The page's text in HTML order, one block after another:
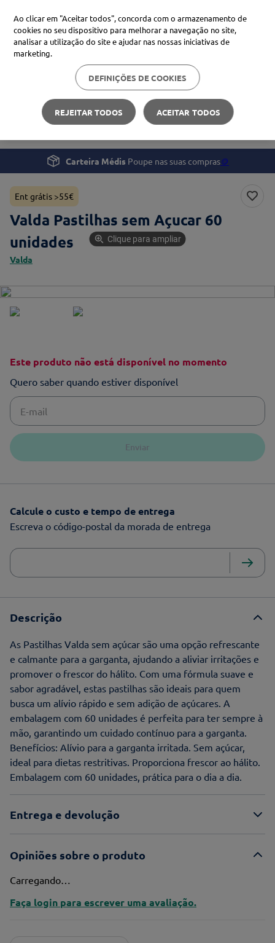
Procure no Marketplace Médis
Pesquisas mais comuns
xiaomi
4º cerave
Saúde
Tosse, Gripe e Constipação
Valda Pastilhas sem Açucar 60 unidades
Carteira Médis Poupe nas suas compras🪙
Ent grátis >55€
Valda Pastilhas sem Açucar 60
unidades
Valda
Clique para ampliar
Este produto não está disponível no momento
Quero saber quando estiver disponível
Enviar
Calcule o custo e tempo de entrega
Escreva o código-postal da morada de entrega
Descrição
As Pastilhas Valda sem açúcar são uma opção refrescante
e calmante para a garganta, ajudando a aliviar irritações e
promover o frescor do hálito. Com uma fórmula suave e
sabor agradável, estas pastilhas são ideais para quem
busca um alívio rápido e sem adição de açúcares. A
embalagem com 60 unidades é perfeita para ter sempre à
mão, garantindo um cuidado contínuo para a garganta.
Benefícios: Alívio para a garganta irritada. Sem açúcar,
ideal para dietas restritivas. Proporciona frescor ao hálito.
Embalagem com 60 unidades, prática para o dia a dia.
Entrega e devolução
Opiniões sobre o produto
Carregando…
Faça login para escrever uma avaliação.
Ao clicar em "Aceitar todos", concorda com o armazenamento de
cookies no seu dispositivo para melhorar a navegação no site,
analisar a utilização do site e ajudar nas nossas iniciativas de
marketing.
DEFINIÇÕES DE COOKIES
REJEITAR TODOS ACEITAR TODOS